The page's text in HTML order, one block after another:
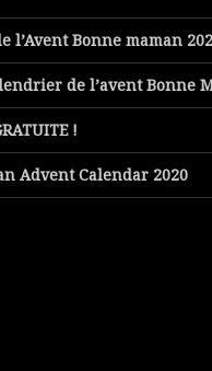
l’Avent Bonne maman
de l’avent Bonne
!
Advent Calendar 2020